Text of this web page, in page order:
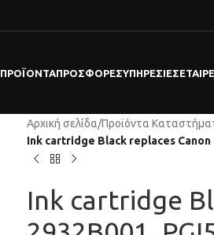
ΠΡΟΪΌΝΤΑΠΡΟΣΦΟΡΕΣΥΠΗΡΕΣΊΕΣ
Αρχική σελίδα/Προϊόντα
Ink cartridge Black replaces Canon
Ink cartridge